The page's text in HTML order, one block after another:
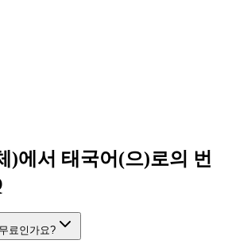
)에서 태국어(으)로의 번
료인가요?